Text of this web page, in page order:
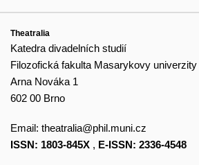
Theatralia
Katedra divadelních studií
Filozofická fakulta Masarykovy univerzity
Arna Nováka 1
602 00 Brno
Email: theatralia@phil.muni.cz
ISSN: 1803-845X , E-ISSN: 2336-4548